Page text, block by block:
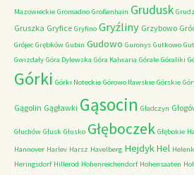
Mazowieckie Gromadno Großenhain Grudusk
Gruszka Gryfice Gryfino Gryźliny Grzybowo
Grójec Grębków Gubin Gudowo Guronys Gutkowo
Gwizdały Góra Dylewska Góra Kalwaria Górale Góraliki
Górki Górki Noteckie Górowo Iławskie Górskie
Gągolin Gągławki Gąsocin Gładczyn
Głuchów Głusk Głusko Głęboczek Głębokie
Hannover Harlev Harsz Havelberg HejdykHel
Heringsdorf Hillerod Hohenreichendorf Hohensaaten